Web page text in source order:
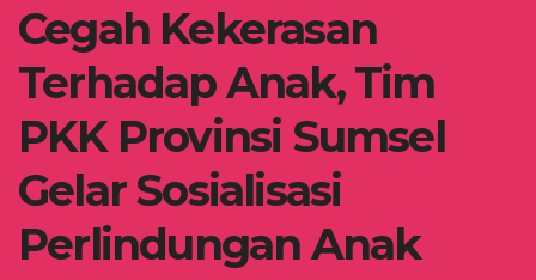
Cegah Kekerasan
Terhadap Anak, Tim
PKK Provinsi Sumsel
Gelar Sosialisasi
Perlindungan Anak